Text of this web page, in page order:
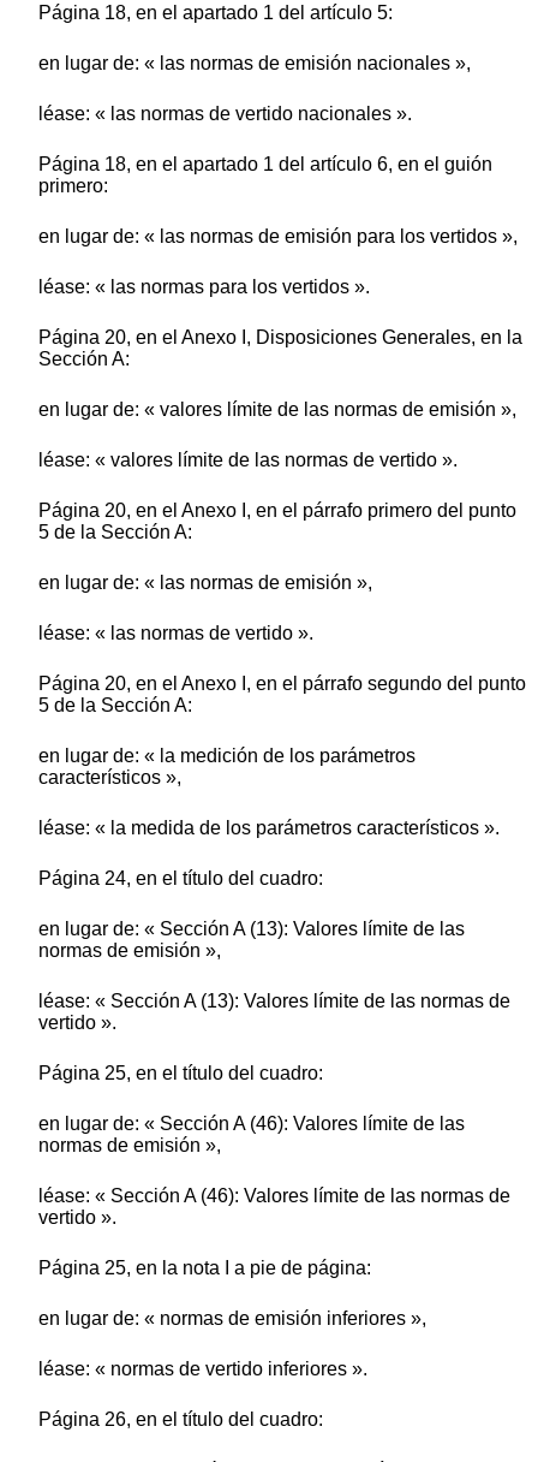
Página 18, en el apartado 1 del artículo 5:
en lugar de: « las normas de emisión nacionales »,
léase: « las normas de vertido nacionales ».
Página 18, en el apartado 1 del artículo 6, en el guión
primero:
en lugar de: « las normas de emisión para los vertidos »,
léase: « las normas para los vertidos ».
Página 20, en el Anexo I, Disposiciones Generales, en la
Sección A:
en lugar de: « valores límite de las normas de emisión »,
léase: « valores límite de las normas de vertido ».
Página 20, en el Anexo I, en el párrafo primero del punto
5 de la Sección A:
en lugar de: « las normas de emisión »,
léase: « las normas de vertido ».
Página 20, en el Anexo I, en el párrafo segundo del punto
5 de la Sección A:
en lugar de: « la medición de los parámetros
característicos »,
léase: « la medida de los parámetros característicos ».
Página 24, en el título del cuadro:
en lugar de: « Sección A (13): Valores límite de las
normas de emisión »,
léase: « Sección A (13): Valores límite de las normas de
vertido ».
Página 25, en el título del cuadro:
en lugar de: « Sección A (46): Valores límite de las
normas de emisión »,
léase: « Sección A (46): Valores límite de las normas de
vertido ».
Página 25, en la nota I a pie de página:
en lugar de: « normas de emisión inferiores »,
léase: « normas de vertido inferiores ».
Página 26, en el título del cuadro: